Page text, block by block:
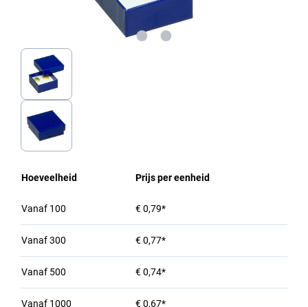
Hoeveelheid Prijs per eenheid
Vanaf 100 € 0,79*
Vanaf300 € 0,77*
Vanaf 500 € 0,74*
Vanaf 1000 € 0,67*